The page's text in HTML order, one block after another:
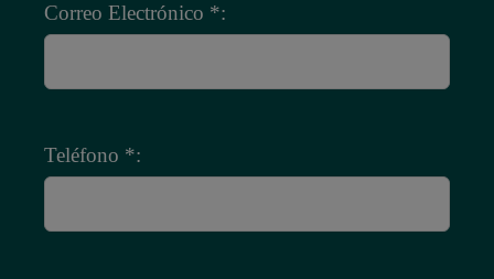
Correo Electrónico *:
Teléfono *: